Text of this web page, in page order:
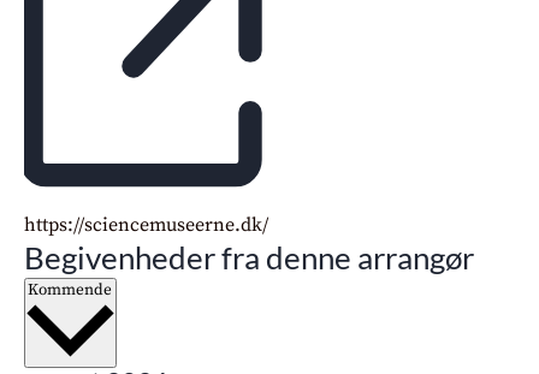
Hjemmeside
https://sciencemuseerne.dk/
Begivenheder fra denne arrangør
Kommende Vælg